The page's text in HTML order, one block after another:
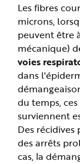
Les fibres
microns,
peuvent être
mécanique)
voies
dans
du temps,
surviennent
Des
des arrêts
cas, la